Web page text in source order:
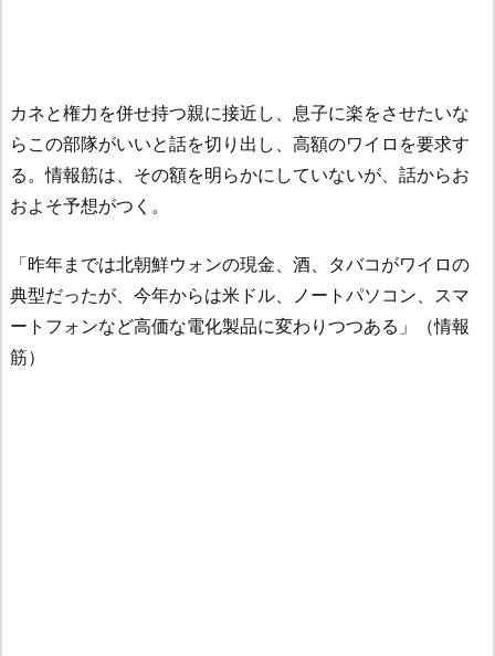
カネと権力を併せ持つ親に接近し、息子に楽をさせたいな
らこの部隊がいいと話を切り出し、高額のワイロを要求す
る。情報筋は、その額を明らかにしていないが、話からお
およそ予想がつく。
「昨年までは北朝鮮ウォンの現金、酒、タバコがワイロの
典型だったが、今年からは米ドル、ノートパソコン、スマ
ートフォンなど高価な電化製品に変わりつつある」（情報
筋）